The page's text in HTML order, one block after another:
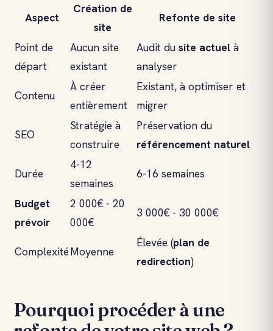
Aspect
Création de
site
Refonte de site
Point de
départ
Aucun site
existant
Audit du site actuel à
analyser
Contenu
À créer
entièrement
Existant, à optimiser et
migrer
SEO
Stratégie à
construire
Préservation du
référencement naturel
Durée
4-12
semaines
6-16 semaines
Budget
prévoir
2 000€ - 20
000€
3 000€ - 30 000€
ComplexitéMoyenne
Élevée (plan de
redirection)
Pourquoi procéder à une